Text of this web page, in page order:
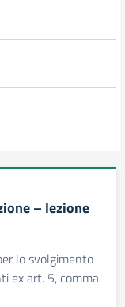
– lezione
lo svolgimento
ex art. 5, comma